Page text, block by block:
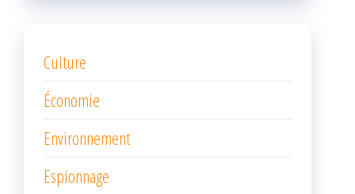
Culture
Économie
Environnement
Espionnage